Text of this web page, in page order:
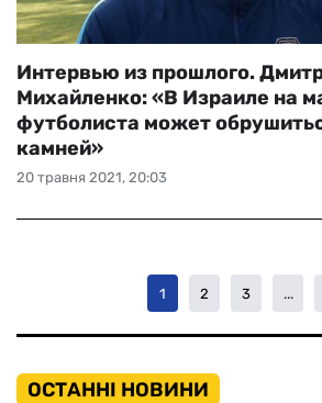
20 травня 2021, 20:03
Интервью из прошлого.
Михайленко: «В Израиле на
футболиста может
камней»
1 2 3 ...
ОСТАННІ НОВИНИ